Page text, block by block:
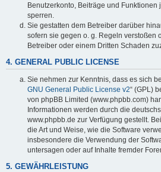
Benutzerkonto, Beiträge und Funktionen
sperren.
Sie gestatten dem Betreiber darüber
sofern sie gegen o. g. Regeln verstoßen
Betreiber oder einem Dritten Schaden
4. GENERAL PUBLIC LICENSE
Sie nehmen zur Kenntnis, dass es sich
GNU General Public License v2“ (GPL)
von phpBB Limited (www.phpbb.com)
Informationen werden durch die
www.phpbb.de zur Verfügung gestellt.
die Art und Weise, wie die Software
insbesondere die Verwendung der
untersagen oder auf Inhalte fremder
5. GEWÄHRLEISTUNG